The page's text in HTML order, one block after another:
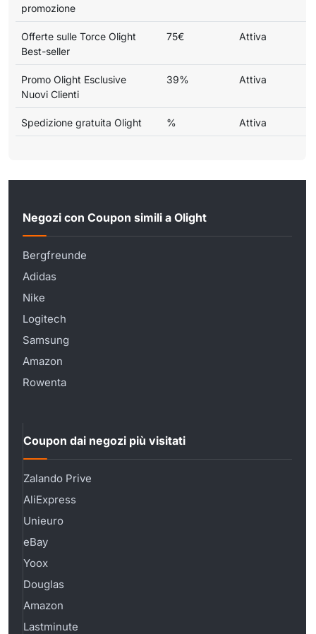
promozione
Offerte sulle Torce Olight
Best-seller
75€ Attiva
Promo Olight Esclusive
Nuovi Clienti
39% Attiva
Spedizione gratuita Olight % Attiva
Negozi con Coupon simili a Olight
Bergfreunde
Adidas
Nike
Logitech
Samsung
Amazon
Rowenta
Coupon dai negozi più visitati
Zalando Prive
AliExpress
Unieuro
eBay
Yoox
Douglas
Amazon
Lastminute